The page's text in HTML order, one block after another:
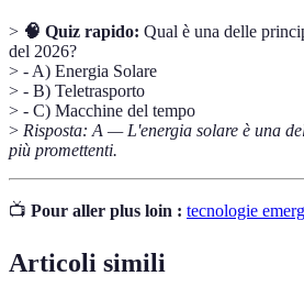
> 🧠 Quiz rapido: Qual è una delle
del 2026?
> - A) Energia Solare
> - B) Teletrasporto
> - C) Macchine del tempo
> Risposta: A — L'energia solare è una
più promettenti.
📺 Pour aller plus loin : tecnologie
Articoli simili